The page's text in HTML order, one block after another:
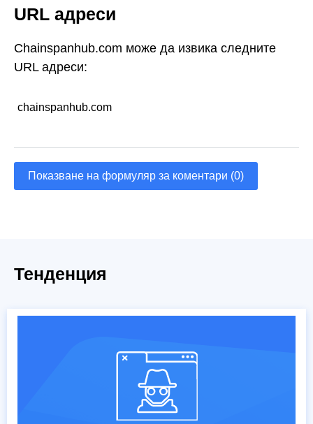
URL адреси
Chainspanhub.com може да извика следните
URL адреси:
chainspanhub.com
Показване на формуляр за коментари (0)
Тенденция